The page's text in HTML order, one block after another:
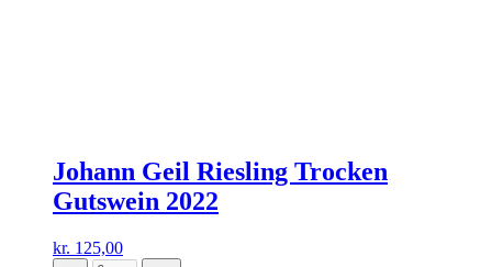
Johann Geil Riesling Trocken
Gutswein 2022
kr. 125,00